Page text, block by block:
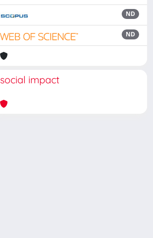
ND
ND
social impact